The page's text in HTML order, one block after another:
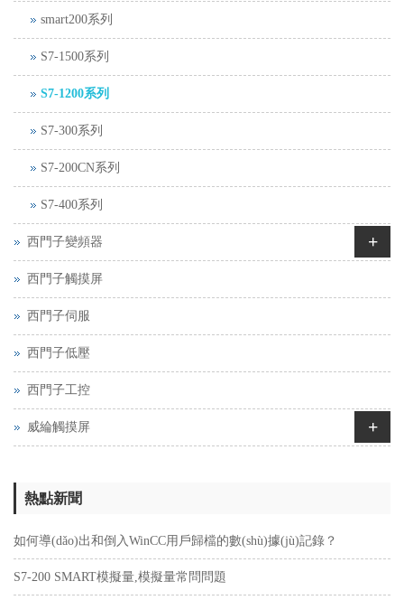
smart200系列
S7-1500系列
S7-1200系列
S7-300系列
S7-200CN系列
S7-400系列
西門子變頻器 +
西門子觸摸屏
西門子伺服
西門子低壓
西門子工控
威綸觸摸屏 +
熱點新聞
如何導(dǎo)出和倒入WinCC用戶歸檔的數(shù)據(jù)記錄？
S7-200 SMART模擬量,模擬量常問問題